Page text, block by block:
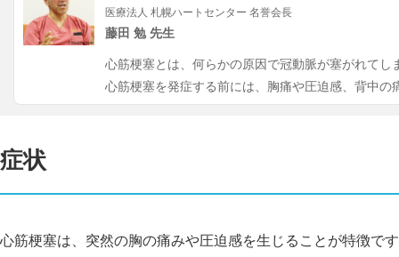
医療法人 札幌ハートセンター 名誉会長
藤田 勉 先生
心筋梗塞とは、何らかの原因で冠動脈が塞がれて
心筋梗塞を発症する前には、胸痛や圧迫感、背中の
症状
心筋梗塞は、突然の胸の痛みや圧迫感を生じることが特徴で